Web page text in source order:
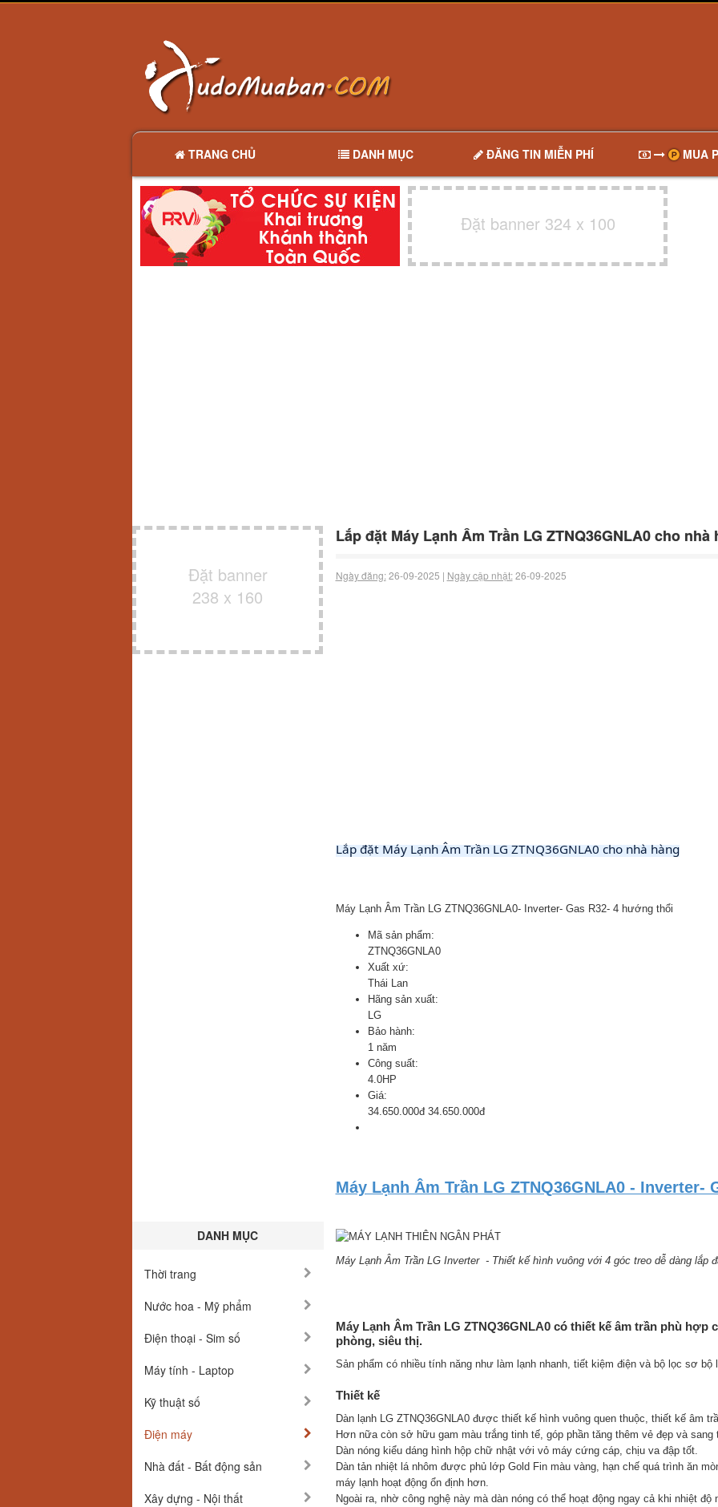
TRANG CHỦ DANH MỤC ĐĂNG TIN MIỄN PHÍ MUA
Đặt banner 324 x 100
Đặt banner
238 x 160
DANH MỤC
Thời trang
Nước hoa - Mỹ phẩm
Điện thoại - Sim số
Máy tính - Laptop
Kỹ thuật số
Điện máy
Nhà đất - Bất động sản
Xây dựng - Nội thất
Lắp đặt Máy Lạnh Âm Trần LG ZTNQ36GNLA0 cho nhà
Ngày đăng:26-09-2025 | Ngày cập nhật:26-09-2025
Lắp đặt Máy Lạnh Âm Trần LG ZTNQ36GNLA0 cho nhà hàng
Máy Lạnh Âm Trần LG ZTNQ36GNLA0- Inverter- Gas R32- 4 hướng thổi
Mã sản phẩm:
ZTNQ36GNLA0
Xuất xứ:
Thái Lan
Hãng sản xuất:
LG
Bảo hành:
1 năm
Công suất:
4.0HP
Giá:
34.650.000đ 34.650.000đ
Máy Lạnh Âm Trần LG ZTNQ36GNLA0 - Inverter-
Máy Lạnh Âm Trần LG Inverter - Thiết kế hình vuông với 4 góc treo dễ dàng lắp
Máy Lạnh Âm Trần LG ZTNQ36GNLA0 có thiết kế âm trần phù
phòng, siêu thị.
Sản phẩm có nhiều tính năng như làm lạnh nhanh, tiết kiệm điện và bộ lọc sơ bộ
Thiết kế
Dàn lạnh LG ZTNQ36GNLA0 được thiết kế hình vuông quen thuộc, thiết kế âm
Hơn nữa còn sở hữu gam màu trắng tinh tế, góp phần tăng thêm vẻ đẹp và sang
Dàn nóng kiểu dáng hình hộp chữ nhật với vỏ máy cứng cáp, chịu va đập tốt.
Dàn tản nhiệt lá nhôm được phủ lớp Gold Fin màu vàng, hạn chế quá trình ăn
máy lạnh hoạt động ổn định hơn.
Ngoài ra, nhờ công nghệ này mà dàn nóng có thể hoạt động ngay cả khi nhiệt